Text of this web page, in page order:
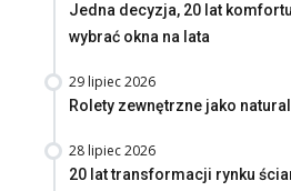
Jedna decyzja, 20 lat
wybrać okna na lata
29 lipiec 2026
Rolety zewnętrzne jako
28 lipiec 2026
20 lat transformacji rynku